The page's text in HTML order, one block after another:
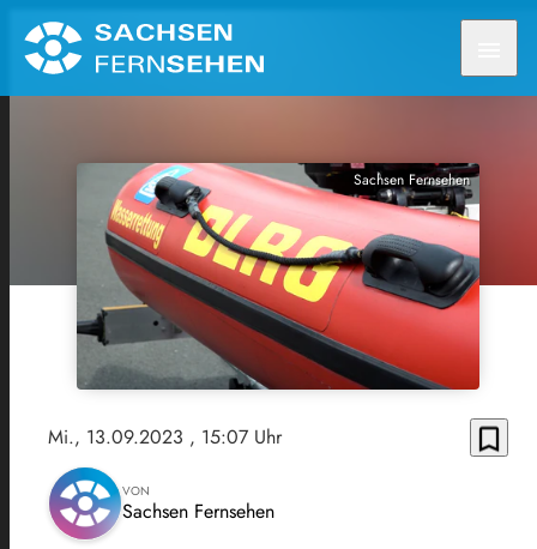
Sachsen Fernsehen
Mi., 13.09.2023 , 15:07 Uhr bookmark_border
VON
Sachsen Fernsehen